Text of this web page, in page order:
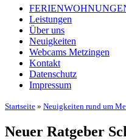
Leistungen
Über uns
Neuigkeiten
Webcams Metzingen
Kontakt
Datenschutz
Impressum
Startseite » Neuigkeiten rund um
Neuer Ratgeber